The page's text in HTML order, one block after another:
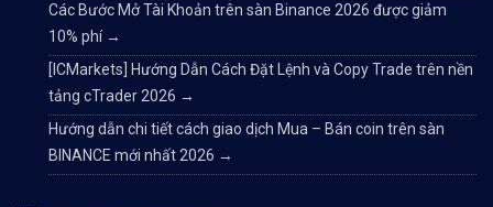
Các Bước Mở Tài Khoản trên sàn Binance 2026 được giảm
10% phí →
[ICMarkets] Hướng Dẫn Cách Đặt Lệnh và Copy Trade trên nền
tảng cTrader 2026 →
Hướng dẫn chi tiết cách giao dịch Mua – Bán coin trên sàn
BINANCE mới nhất 2026 →